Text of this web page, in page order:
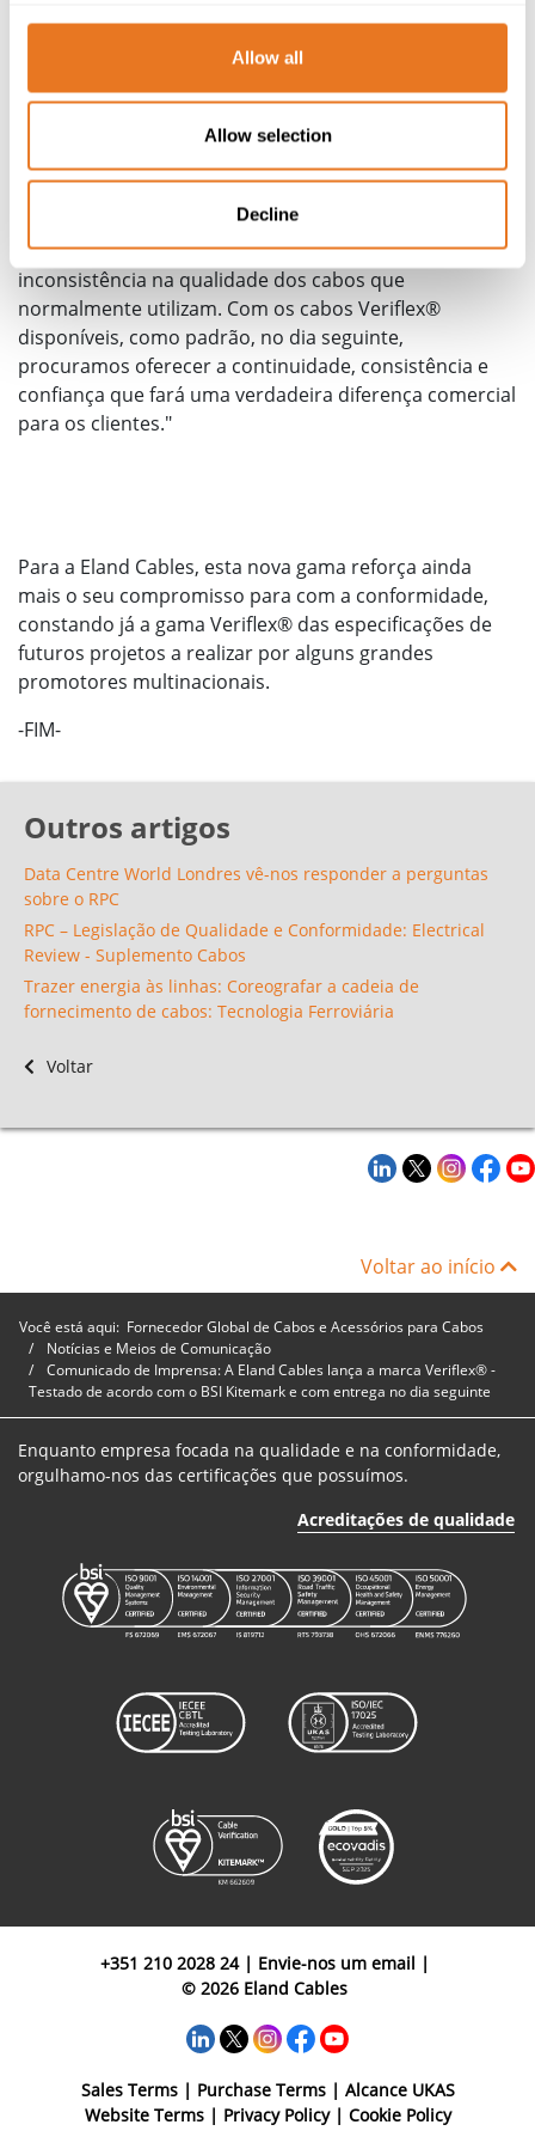
Allow all
Allow selection
Decline
padrão, enquanto a ausência de normas específicas de
fabrico implicava um custo adicional pela confiança na
Darren Clark prossegue:
"Afinal, tudo se resume à tranquilidade. Os setores
industrial e da automação foram afetados por uma
inconsistência na qualidade dos cabos que
normalmente utilizam. Com os cabos Veriflex®
disponíveis, como padrão, no dia seguinte,
procuramos oferecer a continuidade, consistência e
confiança que fará uma verdadeira diferença comercial
para os clientes."
Para a Eland Cables, esta nova gama reforça ainda
mais o seu compromisso para com a conformidade,
constando já a gama Veriflex® das especificações de
futuros projetos a realizar por alguns grandes
promotores multinacionais.
-FIM-
Outros artigos
Data Centre World Londres vê-nos responder a perguntas
sobre o RPC
RPC – Legislação de Qualidade e Conformidade: Electrical
Review - Suplemento Cabos
Trazer energia às linhas: Coreografar a cadeia de
fornecimento de cabos: Tecnologia Ferroviária
Voltar
Voltar ao início
Você está aqui: Fornecedor Global de Cabos e Acessórios para Cabos
Notícias e Meios de Comunicação
Comunicado de Imprensa: A Eland Cables lança a marca Veriflex® -
Testado de acordo com o BSI Kitemark e com entrega no dia seguinte
Enquanto empresa focada na qualidade e na conformidade,
orgulhamo-nos das certificações que possuímos.
Acreditações de qualidade
+351 210 2028 24| Envie-nos um email |
© 2026 Eland Cables
Sales Terms| Purchase Terms| Alcance UKAS
Website Terms| Privacy Policy| Cookie Policy